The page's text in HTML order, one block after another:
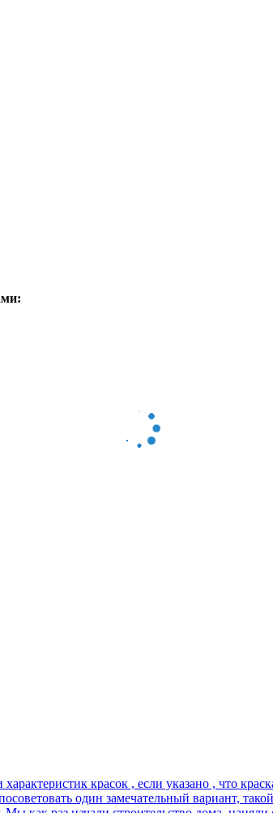
красок , если указано , что
один замечательный вариант,